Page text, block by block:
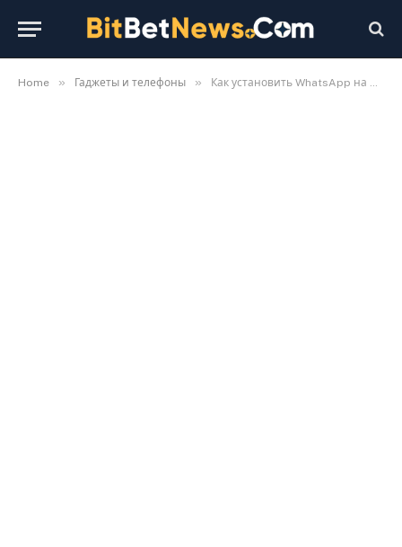
Home » Гаджеты и телефоны » Как установить WhatsApp на Huawei без Google сервисов